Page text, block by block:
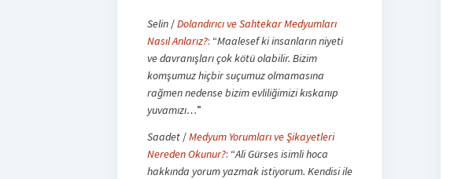
Selin/Dolandırıcı ve Sahtekar Medyumları
Nasıl Anlarız?: “Maalesef ki insanların niyeti
ve davranışları çok kötü olabilir. Bizim
komşumuz hiçbir suçumuz olmamasına
rağmen nedense bizim evliliğimizi kıskanıp
yuvamızı…”
Saadet/Medyum Yorumları ve Şikayetleri
Nereden Okunur?: “Ali Gürses isimli hoca
hakkında yorum yazmak istiyorum. Kendisi ile